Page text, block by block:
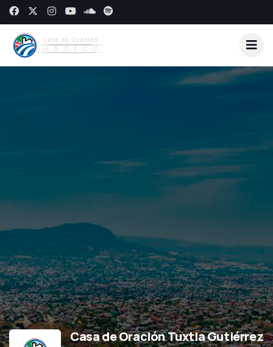
Casa de Oración Tuxtla Gutiérrez